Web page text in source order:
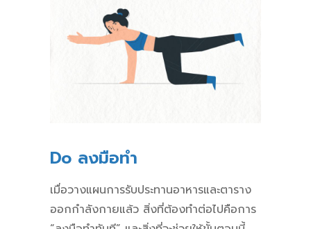
Do ลงมือทำ
เมื่อวางแผนการรับประทานอาหารและตาราง
ออกกำลังกายแล้ว สิ่งที่ต้องทำต่อไปคือการ